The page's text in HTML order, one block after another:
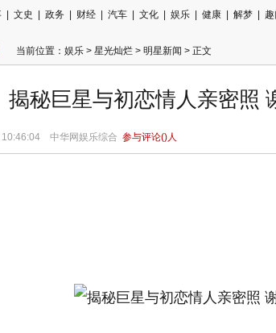
文史 政务 财经 汽车 文化 娱乐 健康 解梦 趣
当前位置： 娱乐 > 星光灿烂 > 明星新闻 > 正文
揭秘巨星与初恋情人亲密照
10:46:04 中华网娱乐综合 参与评论()人